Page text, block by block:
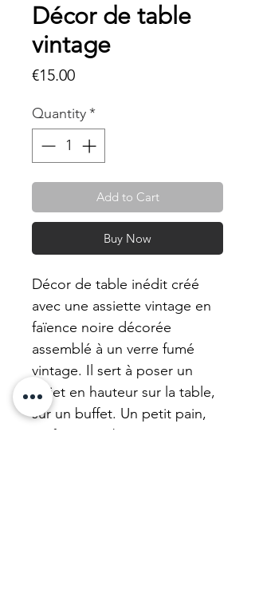
Décor de table
vintage
€15.00Price
Quantity*
Add to Cart
Buy Now
Décor de table inédit créé
avec une assiette vintage en
faïence noire décorée
assemblé à un verre fumé
vintage. Il sert à poser un
objet en hauteur sur la table,
sur un buffet. Un petit pain,
un fruit, une bougie... Pour